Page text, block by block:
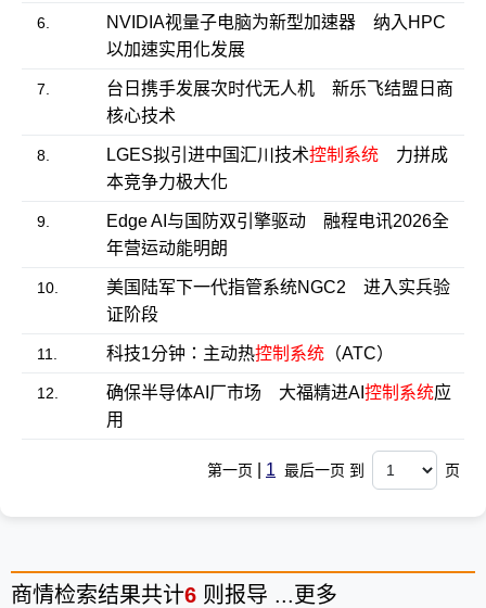
6.
NVIDIA视量子电脑为新型加速器 纳入HPC
以加速实用化发展
7.
台日携手发展次时代无人机 新乐飞结盟日商
核心技术
8. LGES拟引进中国汇川技术控制系统力拼成
本竞争力极大化
9.
Edge AI与国防双引擎驱动 融程电讯2026全
年营运动能明朗
10.
美国陆军下一代指管系统NGC2 进入实兵验
证阶段
11. 科技1分钟：主动热控制系统（ATC）
12. 确保半导体AI厂市场 大福精进AI 控制系统应
用
第一页 1 最后一页 到 页
商情检索结果共计6 则报导 ... 更多